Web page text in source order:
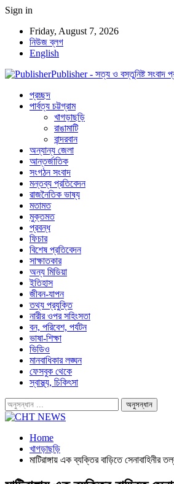
Sign in
Friday, August 7, 2026
নিউজ ব্লগ
English
Publisher - সত্য ও বস্তুনিষ্ট সংবাদ
প্রচ্ছদ
পার্বত্য চট্টগ্রাম
খাগড়াছড়ি
রাঙামাটি
বান্দরবান
অন্যান্য জেলা
আন্তর্জাতিক
সংগঠন সংবাদ
মন্তব্য প্রতিবেদন
রাজনৈতিক ভাষ্য
মতামত
মুক্তমত
প্রবন্ধ
ফিচার
বিশেষ প্রতিবেদন
সাক্ষাতকার
অন্য মিডিয়া
ইতিহাস
জীবন-যাপন
তথ্য প্রযুক্তি
নারীর ওপর সহিংসতা
বন, পরিবেশ, পর্যটন
ভাষা-শিক্ষা
ভিডিও
মানবাধিকার লঙ্ঘন
ফেসবুক থেকে
স্বাস্থ্য, চিকিৎসা
Home
খাগড়াছড়ি
মাটিরাঙ্গায় এক ব্যক্তির বাড়িতে